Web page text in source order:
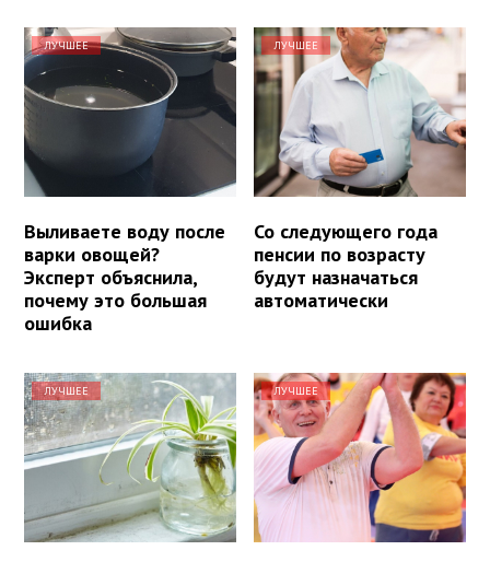
ЛУЧШЕЕ
Выливаете воду после
варки овощей?
Эксперт объяснила,
почему это большая
ошибка
ЛУЧШЕЕ
Со следующего года
пенсии по возрасту
будут назначаться
автоматически
ЛУЧШЕЕ ЛУЧШЕЕ